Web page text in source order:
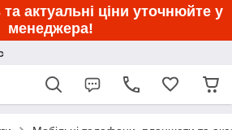
актуальні ціни уточнюйте у
менеджера!